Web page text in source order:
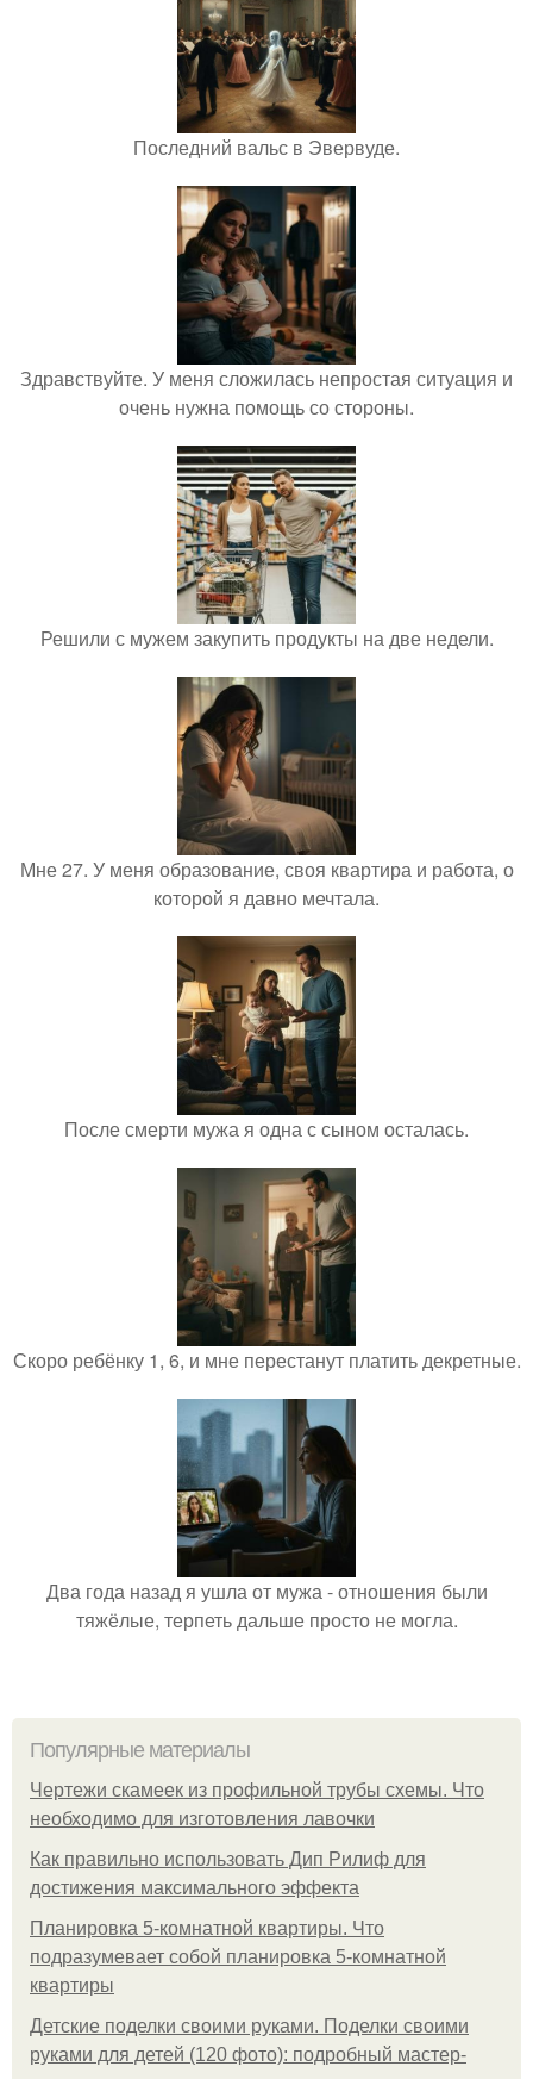
Последний вальс в Эвервуде.
Здравствуйте. У меня сложилась непростая ситуация и
очень нужна помощь со стороны.
Решили с мужем закупить продукты на две недели.
Мне 27. У меня образование, своя квартира и работа, о
которой я давно мечтала.
После смерти мужа я одна с сыном осталась.
Скоро ребёнку 1, 6, и мне перестанут платить декретные.
Два года назад я ушла от мужа - отношения были
тяжёлые, терпеть дальше просто не могла.
Популярные материалы
Чертежи скамеек из профильной трубы схемы. Что
необходимо для изготовления лавочки
Как правильно использовать Дип Рилиф для
достижения максимального эффекта
Планировка 5-комнатной квартиры. Что
подразумевает собой планировка 5-комнатной
квартиры
Детские поделки своими руками. Поделки своими
руками для детей (120 фото): подробный мастер-